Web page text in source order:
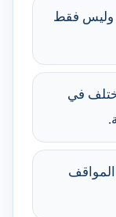
وليس فقط
في